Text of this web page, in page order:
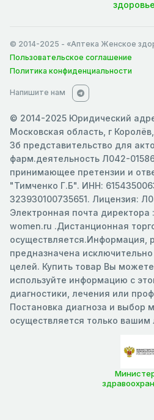
© 2014-2025 - «Аптека Женское
Пользовательское соглашение
Политика конфиденциальности
Напишите нам
© 2014-2025 Юридический
Московская область, г
3б представительство для
фарм.деятельность Л042-
принимающее претензии и
"Тимченко Г.Б". ИНН:
323930100735651. Лицензия:
Электронная почта директора
women.ru .Дистанционная
осуществляется.Информация,
предназначена
целей. Купить товар Вы
используйте информацию с
диагностики, лечения или
Постановка диагноза и выбор
осуществляется только